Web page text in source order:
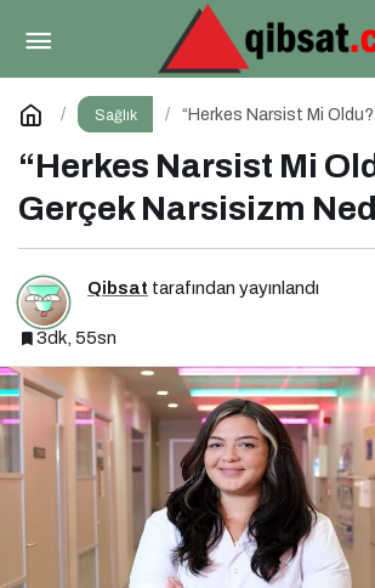
Sağlık
“Herkes Narsist Mi
“Herkes Narsist Mi
Gerçek Narsisizm
Qibsat tarafından yayınlandı
3dk, 55sn
Gece Yeme Krizleri: Açlık mı,
İhtiyaçlar mı?
Yorum Yap